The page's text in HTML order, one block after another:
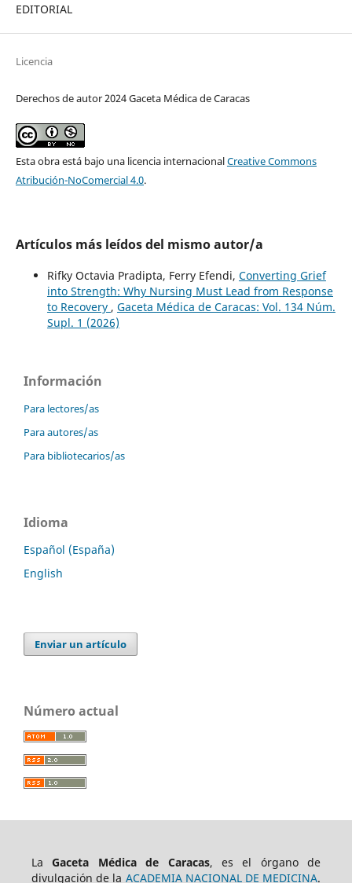
EDITORIAL
Licencia
Derechos de autor 2024 Gaceta Médica de Caracas
Esta obra está bajo una licencia internacionalCreative Commons
Atribución-NoComercial 4.0.
Artículos más leídos del mismo autor/a
Rifky Octavia Pradipta, Ferry Efendi, Converting Grief
into Strength: Why Nursing Must Lead from Response
to Recovery , Gaceta Médica de Caracas: Vol. 134 Núm.
Supl. 1 (2026)
Información
Para lectores/as
Para autores/as
Para bibliotecarios/as
Idioma
Español (España)
English
Enviar un artículo
Número actual
LaGaceta Médica de Caracas, es el órgano de
divulgación de la ACADEMIA NACIONAL DE MEDICINA.